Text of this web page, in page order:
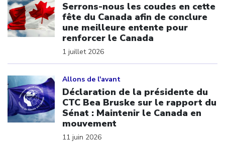
Serrons-nous les coudes en cette
fête du Canada afin de conclure
une meilleure entente pour
renforcer le Canada
1 juillet 2026
Allons de l'avant
Déclaration de la présidente du
CTC Bea Bruske sur le rapport du
Sénat : Maintenir le Canada en
mouvement
11 juin 2026